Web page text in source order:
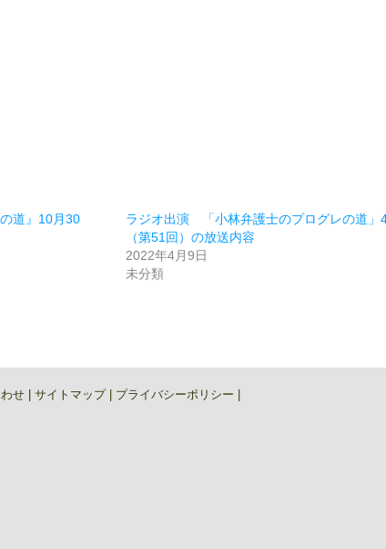
道』10月30
ラジオ出演 「小林弁護士のプログレの道」
（第51回）の放送内容
2022年4月9日
未分類
せ サイトマップ| プライバシーポリシー